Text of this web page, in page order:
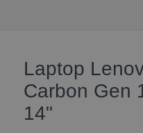
Laptop
Carbon Gen
14"